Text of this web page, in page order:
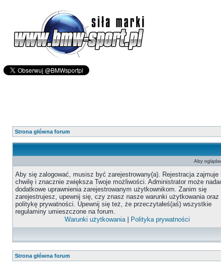
Strona główna forum
Aby
Aby się zalogować, musisz być zarejestrowany(a). Rejestracja zajmuje
chwilę i znacznie zwiększa Twoje możliwości. Administrator może
dodatkowe uprawnienia zarejestrowanym użytkownikom. Zanim się
zarejestrujesz, upewnij się, czy znasz nasze warunki użytkowania oraz
politykę prywatności. Upewnij się też, że przeczytałeś(aś) wszystkie
regulaminy umieszczone na forum.
Warunki użytkowania| Polityka prywatności
Strona główna forum